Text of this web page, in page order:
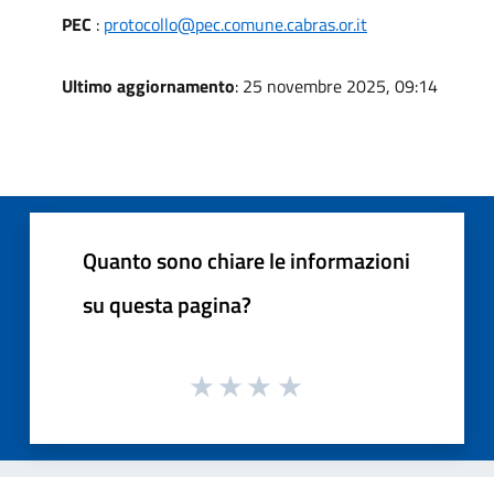
PEC : protocollo@pec.comune.cabras.or.it
Ultimo aggiornamento: 25 novembre 2025, 09:14
Quanto sono chiare le informazioni
su questa pagina?